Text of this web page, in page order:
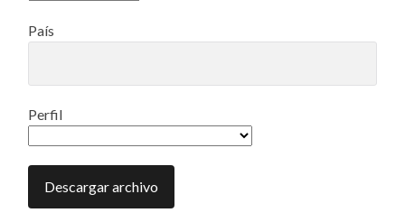
País
Perfil